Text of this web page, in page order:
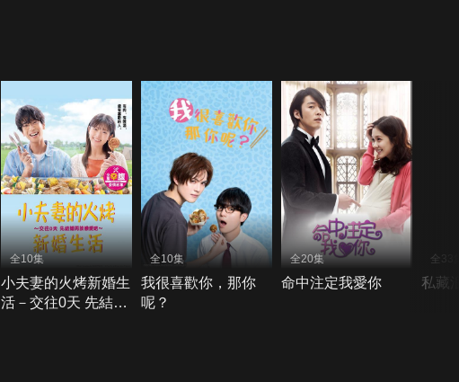
全10集
小夫妻的火烤新婚生
活－交往0天 先結婚
全10集
我很喜歡你，那你
呢？
全20集
命中注定我愛你
全33
私藏